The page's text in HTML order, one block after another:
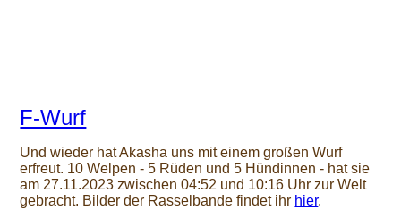
F-Wurf
Und wieder hat Akasha uns mit einem großen Wurf
erfreut. 10 Welpen - 5 Rüden und 5 Hündinnen - hat sie
am 27.11.2023 zwischen 04:52 und 10:16 Uhr zur Welt
gebracht. Bilder der Rasselbande findet ihr hier.